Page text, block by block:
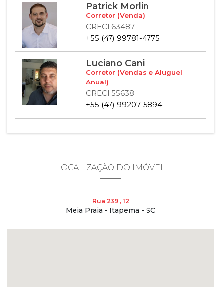
Patrick Morlin
Corretor (Venda)
CRECI 63487
+55 (47) 99781-4775
Luciano Cani
Corretor (Vendas e Aluguel
Anual)
CRECI 55638
+55 (47) 99207-5894
LOCALIZAÇÃO DO IMÓVEL
Rua 239 , 12
Meia Praia - Itapema - SC